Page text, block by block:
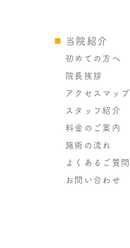
当院紹介
初めての方へ
院長挨拶
アクセスマップ
スタッフ紹介
料金のご案内
施術の流れ
よくあるご質問
お問い合わせ